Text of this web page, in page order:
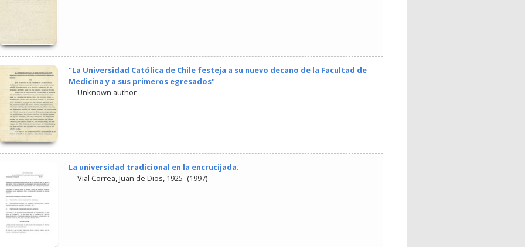
"La Universidad Católica de Chile festeja a su nuevo decano de la Facultad de
Medicina y a sus primeros egresados"
Unknown author
La universidad tradicional en la encrucijada.
Vial Correa, Juan de Dios, 1925- (1997)